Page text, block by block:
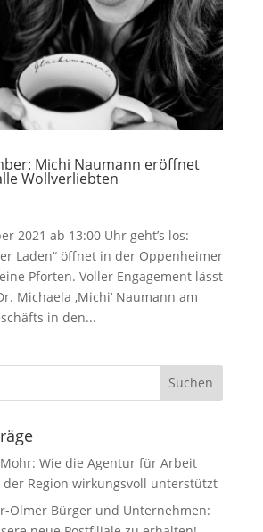
Michi Naumann eröffnet
Wollverliebten
2021 ab 13:00 Uhr geht’s los:
Laden“ öffnet in der Oppenheimer
Pforten. Voller Engagement lässt
Michaela ‚Michi‘ Naumann am
in den...
Mohr: Wie die Agentur für Arbeit
Region wirkungsvoll unterstützt
Olmer Bürger und Unternehmen: